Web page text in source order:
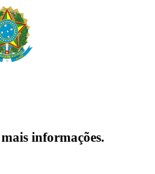
informações.